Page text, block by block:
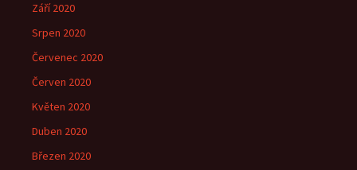
Září 2020
Srpen 2020
Červenec 2020
Červen 2020
Květen 2020
Duben 2020
Březen 2020